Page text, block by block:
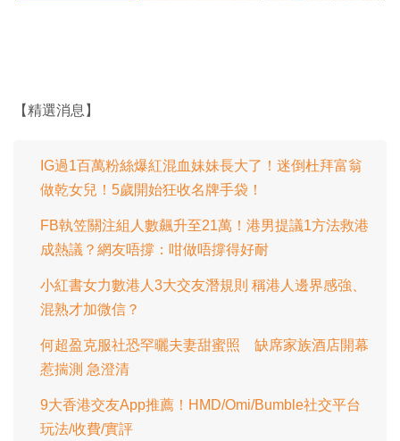
【精選消息】
IG過1百萬粉絲爆紅混血妹妹長大了！迷倒杜拜富翁
做乾女兒！5歲開始狂收名牌手袋！
FB執笠關注組人數飆升至21萬！港男提議1方法救港
成熱議？網友唔撐：咁做唔撐得好耐
小紅書女力數港人3大交友潛規則 稱港人邊界感強、
混熟才加微信？
何超盈克服社恐罕曬夫妻甜蜜照 缺席家族酒店開幕
惹揣測 急澄清
9大香港交友App推薦！HMD/Omi/Bumble社交平台
玩法/收費/實評